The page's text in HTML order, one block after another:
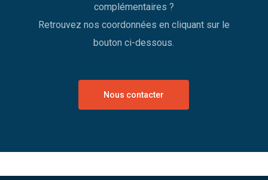
complémentaires ?
Retrouvez nos coordonnées en cliquant sur le
bouton ci-dessous.
Nous contacter